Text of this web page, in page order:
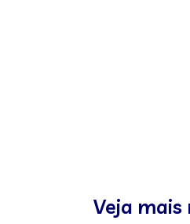
Veja mais